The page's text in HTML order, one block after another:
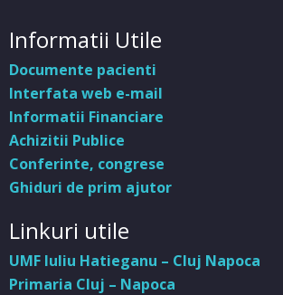
Informatii Utile
Documente pacienti
Interfata web e-mail
Informatii Financiare
Achizitii Publice
Conferinte, congrese
Ghiduri de prim ajutor
Linkuri utile
UMF Iuliu Hatieganu – Cluj Napoca
Primaria Cluj – Napoca